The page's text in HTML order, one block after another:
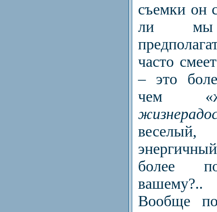
съемки он
ли мы
часто
– это
чем
более
вашему?..
Вообще